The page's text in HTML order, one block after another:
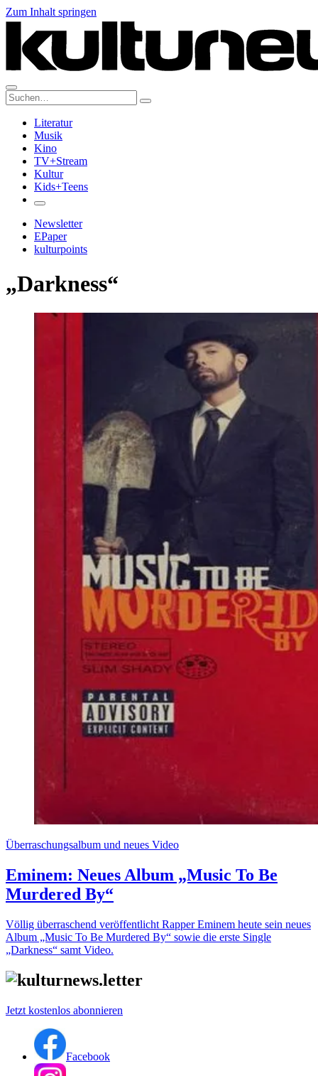
Zum Inhalt springen
Suche:
Literatur
Musik
Kino
TV+Stream
Kultur
Kids+Teens
Newsletter
EPaper
kulturpoints
„Darkness“
Überraschungsalbum und neues Video
Eminem: Neues Album „Music To Be
Murdered By“
Völlig überraschend veröffentlicht Rapper Eminem heute sein neues
Album „Music To Be Murdered By“ sowie die erste Single
„Darkness“ samt Video.
Jetzt kostenlos abonnieren
Facebook